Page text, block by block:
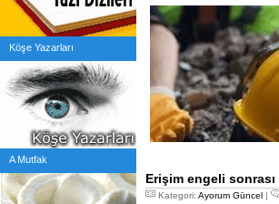
Köşe Yazarları
A Mutfak
Erişim engeli sonrası
Kategori: Ayorum Güncel |